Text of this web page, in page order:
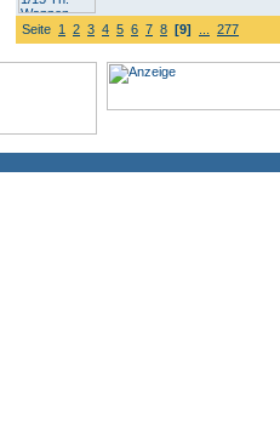
Seite 1 2 3 4 5 6 7 8 [9] 277